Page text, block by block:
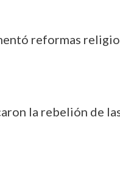
reformas
la rebelión de